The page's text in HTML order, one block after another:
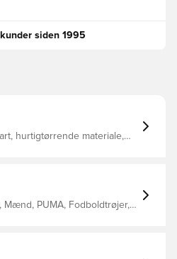
siden 1995
hurtigtørrende materiale,
PUMA, Fodboldtrøjer,